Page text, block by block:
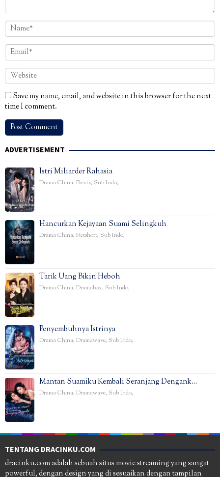
Save my name, email, and website in this browser for the next
time I comment.
ADVERTISEMENT
Istri Miliarder Rahasia
Drama China, Flextv, Sub Indo,
Hancurkan Kejayaan Suami Selingkuh
Drama China, Netshort, Sub Indo,
Tarik Uang Bikin Heboh
Drama China, Dramabox, Sub Indo,
Penyembuhnya Istrinya
Drama China, Dramawave, Sub Indo,
Mantan Suamiku Kembali Seranjang Dengank…
Drama China, Dramawave, Sub Indo,
TENTANG DRACINKU.COM
dracinku.com adalah sebuah situs movie streaming yang sangat
powerful, dengan design yang di sesuaikan dengan tampilan